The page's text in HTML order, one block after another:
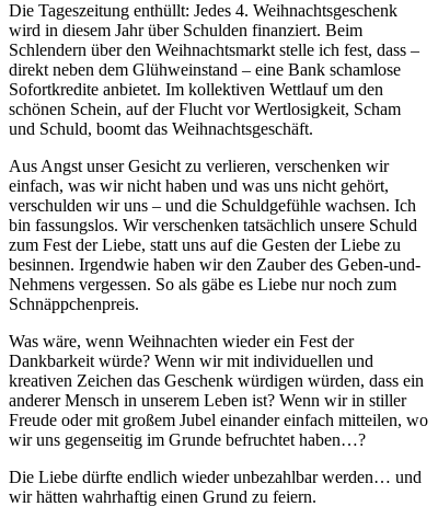
Die Tageszeitung enthüllt: Jedes 4. Weihnachtsgeschenk
wird in diesem Jahr über Schulden finanziert. Beim
Schlendern über den Weihnachtsmarkt stelle ich fest, dass –
direkt neben dem Glühweinstand – eine Bank schamlose
Sofortkredite anbietet. Im kollektiven Wettlauf um den
schönen Schein, auf der Flucht vor Wertlosigkeit, Scham
und Schuld, boomt das Weihnachtsgeschäft.
Aus Angst unser Gesicht zu verlieren, verschenken wir
einfach, was wir nicht haben und was uns nicht gehört,
verschulden wir uns – und die Schuldgefühle wachsen. Ich
bin fassungslos. Wir verschenken tatsächlich unsere Schuld
zum Fest der Liebe, statt uns auf die Gesten der Liebe zu
besinnen. Irgendwie haben wir den Zauber des Geben-und-
Nehmens vergessen. So als gäbe es Liebe nur noch zum
Schnäppchenpreis.
Was wäre, wenn Weihnachten wieder ein Fest der
Dankbarkeit würde? Wenn wir mit individuellen und
kreativen Zeichen das Geschenk würdigen würden, dass ein
anderer Mensch in unserem Leben ist? Wenn wir in stiller
Freude oder mit großem Jubel einander einfach mitteilen, wo
wir uns gegenseitig im Grunde befruchtet haben…?
Die Liebe dürfte endlich wieder unbezahlbar werden… und
wir hätten wahrhaftig einen Grund zu feiern.